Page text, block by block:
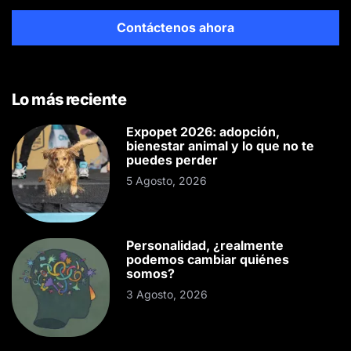
Contáctenos ahora
Lo más reciente
Expopet 2026: adopción,
bienestar animal y lo que no te
puedes perder
5 Agosto, 2026
Personalidad, ¿realmente
podemos cambiar quiénes
somos?
3 Agosto, 2026